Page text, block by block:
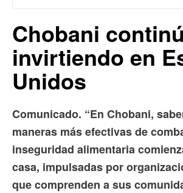
Chobani
invirtiendo en
Unidos
Comunicado. “En Chobani,
maneras más efectivas de
inseguridad alimentaria
casa, impulsadas por
que comprenden a sus